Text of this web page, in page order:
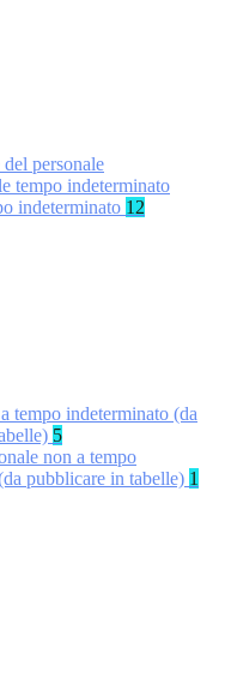
personale
tempo indeterminato
indeterminato 12
tempo indeterminato (da
5
non a tempo
pubblicare in tabelle) 1